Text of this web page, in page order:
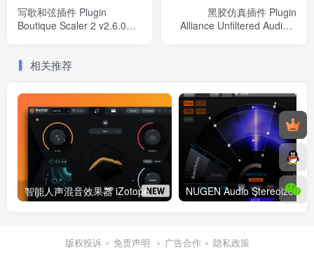
写歌和弦插件 Plugin
Boutique Scaler 2 v2.6.0
黑胶仿真插件 Plugin
Alliance Unfiltered Audio –
相关推荐
智能人声混音效果器 iZotope Nectar Advanced v4.0.1 WIN/MAC（Intel & M芯片）
版权投诉 免责声明 广告合作 隐私政策